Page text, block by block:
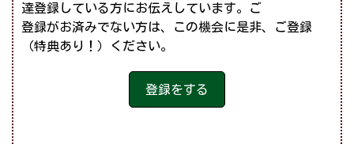
達登録している方にお伝えしています。ご
登録がお済みでない方は、この機会に是非、ご登録
（特典あり！）ください。
登録をする